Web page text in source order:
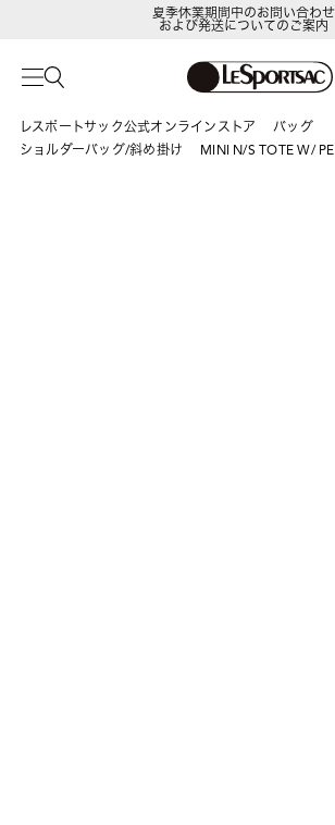
夏季休業期間中のお問い合わせ
および発送についてのご案内
レスポートサック公式オンラインストア
バッグ
ショルダーバッグ/斜め掛け
MINI N/S TOTE W/